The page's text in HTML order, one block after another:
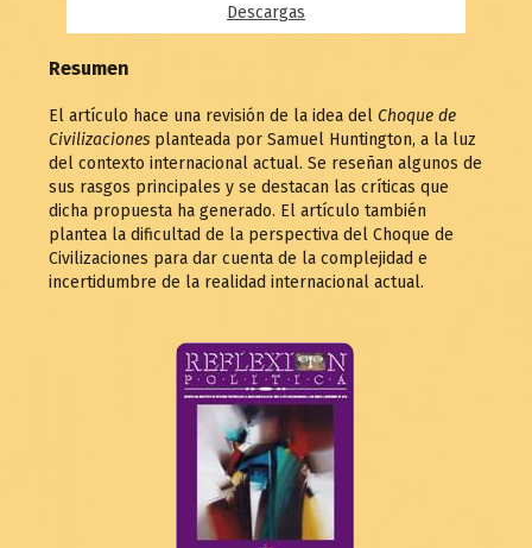
Descargas
Resumen
El artículo hace una revisión de la idea del Choque de
Civilizaciones planteada por Samuel Huntington, a la luz
del contexto internacional actual. Se reseñan algunos de
sus rasgos principales y se destacan las críticas que
dicha propuesta ha generado. El artículo también
plantea la dificultad de la perspectiva del Choque de
Civilizaciones para dar cuenta de la complejidad e
incertidumbre de la realidad internacional actual.